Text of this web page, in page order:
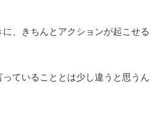
、きちんとアクションが起こせる
ていることとは少し違うと思うん